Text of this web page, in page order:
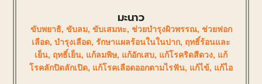
มะนาว
ขับพยาธิ, ขับลม, ขับเสมหะ, ช่วยบำรุงผิวพรรณ, ช่วยฟอก
เลือด, บำรุงเลือด, รักษาแผลร้อนในในปาก, ฤทธิ์ร้อนและ
เย็น, ฤทธิ์เย็น, แก้ลมพิษ, แก้อักเสบ, แก้โรคริดสีดวง, แก้
โรคลักปิดลักเปิด, แก้โรคเลือดออกตามไรฟัน, แก้ไข้, แก้ไอ